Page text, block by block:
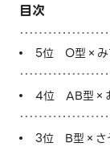
目次
5位 O型×み
4位 AB型×
3位 B型×さ